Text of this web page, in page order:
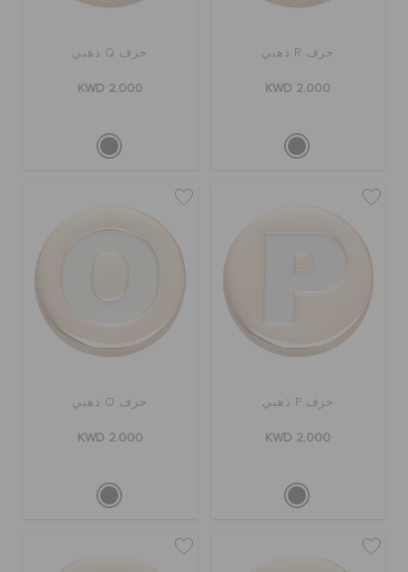
حرف R ذهبي
KWD 2.000
حرف Q ذهبي
KWD 2.000
حرف P ذهبي
KWD 2.000
حرف O ذهبي
KWD 2.000